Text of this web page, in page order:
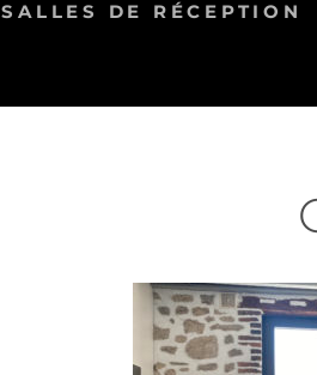
SALLES DE RÉCEPTION